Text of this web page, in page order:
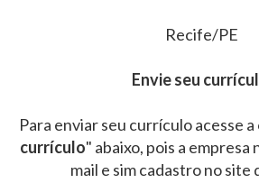
Recife/PE
Envie seu
Para enviar seu currículo acesse a
currículo" abaixo, pois a empresa
mail e sim cadastro no site